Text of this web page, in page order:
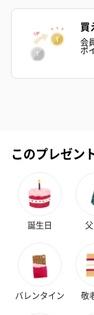
花束ハンドタオル
キャンドル・お香
フラッグカプセル
買
会
ポ
このプレゼン
誕生日
バレンタイン 敬